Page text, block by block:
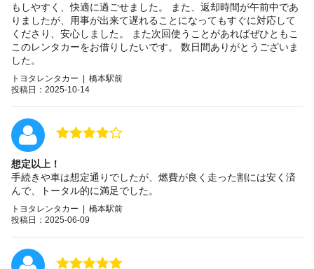
もしやすく、快適に過ごせました。 また、返却時間が午前中であ
りましたが、用事が出来て遅れることになってもすぐに対応して
くださり、安心しました。 また次回使うことがあればぜひともこ
このレンタカーをお借りしたいです。 数日間ありがとうございま
した。
トヨタレンタカー | 橋本駅前
投稿日：2025-10-14
想定以上！
手続きや車は想定通りでしたが、燃費が良く走った割には安く済
んで、トータル的に満足でした。
トヨタレンタカー | 橋本駅前
投稿日：2025-06-09